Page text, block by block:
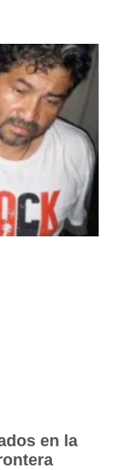
en la